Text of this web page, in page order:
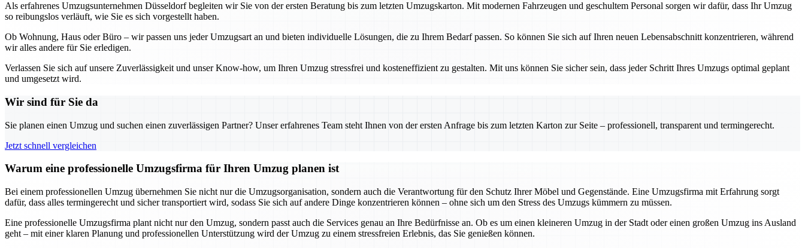
Als erfahrenes Umzugsunternehmen Düsseldorf begleiten wir Sie von der ersten Beratung bis zum letzten Umzugskarton. Mit modernen Fahrzeugen und geschultem Personal sorgen wir dafür, dass Ihr Umzug
so reibungslos verläuft, wie Sie es sich vorgestellt haben.
Ob Wohnung, Haus oder Büro – wir passen uns jeder Umzugsart an und bieten individuelle Lösungen, die zu Ihrem Bedarf passen. So können Sie sich auf Ihren neuen Lebensabschnitt konzentrieren, während
wir alles andere für Sie erledigen.
Verlassen Sie sich auf unsere Zuverlässigkeit und unser Know-how, um Ihren Umzug stressfrei und kosteneffizient zu gestalten. Mit uns können Sie sicher sein, dass jeder Schritt Ihres Umzugs optimal geplant
und umgesetzt wird.
Wir sind für Sie da
Sie planen einen Umzug und suchen einen zuverlässigen Partner? Unser erfahrenes Team steht Ihnen von der ersten Anfrage bis zum letzten Karton zur Seite – professionell, transparent und termingerecht.
Jetzt schnell vergleichen
Warum eine professionelle Umzugsfirma für Ihren Umzug planen ist
Bei einem professionellen Umzug übernehmen Sie nicht nur die Umzugsorganisation, sondern auch die Verantwortung für den Schutz Ihrer Möbel und Gegenstände. Eine Umzugsfirma mit Erfahrung sorgt
dafür, dass alles termingerecht und sicher transportiert wird, sodass Sie sich auf andere Dinge konzentrieren können – ohne sich um den Stress des Umzugs kümmern zu müssen.
Eine professionelle Umzugsfirma plant nicht nur den Umzug, sondern passt auch die Services genau an Ihre Bedürfnisse an. Ob es um einen kleineren Umzug in der Stadt oder einen großen Umzug ins Ausland
geht – mit einer klaren Planung und professionellen Unterstützung wird der Umzug zu einem stressfreien Erlebnis, das Sie genießen können.